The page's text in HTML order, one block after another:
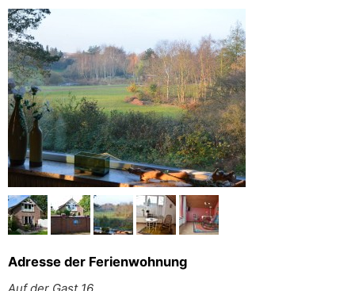
Adresse der Ferienwohnung